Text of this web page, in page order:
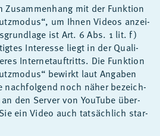
Zu­sam­men­hang mit der Funk­ti­on
um Ih­nen Vi­de­os an­zei­
ist Art. 6 Abs. 1 lit. f)
In­ter­es­se liegt in der Qua­li­
In­ter­net­auf­tritts. Die Funk­ti­on
be­wirkt laut An­ga­ben
nach­fol­gend noch nä­her be­zeich­
den Ser­ver von YouTube über­
ein Vi­deo auch tat­säch­lich star­